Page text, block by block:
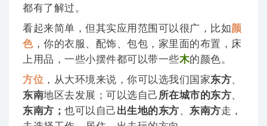
都有了解过。
看起来简单，但其实应用范围可以很广，比如颜
色，你的衣服、配饰、包包，家里面的布置，床
上用品，一些小摆件都可以带一些木的颜色。
方位 ，从大环境来说，你可以选我们国家东方、
东南地区去发展；可以选自己所在城市的东方、
东南方； 也可以自己出生地的东方、 东南方走，